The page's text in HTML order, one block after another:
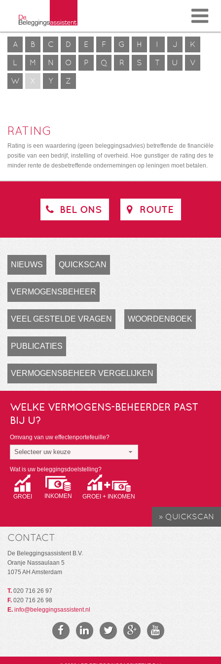
A B C D E F G H I J
K
L
M N O P Q R S T U
V
W
X Y Z
RATING
Rating is een waardering (geen beleggingsadvies) betreffende de financiële
positie van een bedrijf, instelling of overheid. Hoe gunstiger de rating des te
minder rente de desbetreffende ondernemingen op leningen moet betalen.
BEL ONS ROUTE
NIEUWS QUICKSCAN
VERMOGENSBEHEER
VEEL GESTELDE VRAGEN WOORDENBOEK
PUBLICATIES
VERMOGENSBEHEER VERGELIJKEN
WELKE VERMOGENS-BEHEERDER PAST
BIJ U?
Omvang van uw effectenportefeuille?
Selecteer uw keuze
Wat is uw beleggingsdoelstelling?
GROEI INKOMEN GROEI + INKOMEN
CONTACT
De Beleggingsassistent B.V.
Oranje Nassaulaan 5
1075 AH Amsterdam
T. 020 716 26 97
F. 020 716 26 98
E. info@beleggingsassistent.nl